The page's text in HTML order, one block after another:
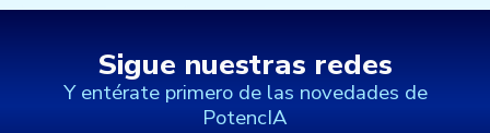
Sigue nuestras redes
Y entérate primero de las novedades de
PotencIA